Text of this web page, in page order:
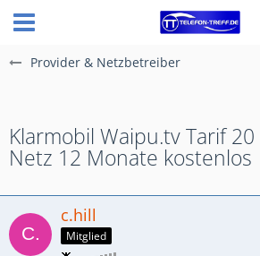
Provider & Netzbetreiber
Klarmobil Waipu.tv Tarif 20
Netz 12 Monate kostenlos
c.hill
Mitglied